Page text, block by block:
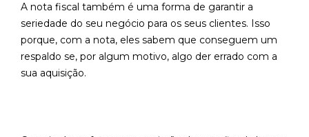
A nota fiscal também é uma forma de garantir a
seriedade do seu negócio para os seus clientes. Isso
porque, com a nota, eles sabem que conseguem um
respaldo se, por algum motivo, algo der errado com a
sua aquisição.